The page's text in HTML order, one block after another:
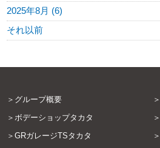
2025年8月 (6)
それ以前
グループ概要
ボデーショップタカタ
GRガレージTSタカタ